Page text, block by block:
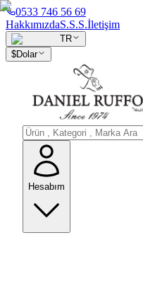
0533 746 56 69
HakkımızdaS.S.S.İletişim
TR
$Dolar
Hesabım